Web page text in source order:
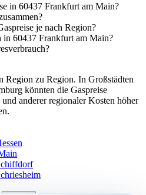
in 60437 Frankfurt am Main?
je nach Region?
60437 Frankfurt am Main?
Region zu Region. In Großstädten
könnten die Gaspreise
anderer regionaler Kosten höher